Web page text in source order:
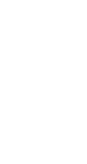
Clapete de